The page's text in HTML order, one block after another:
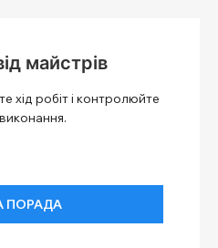
майстрів
хід робіт і контролюйте
виконання.
ПОРАДА